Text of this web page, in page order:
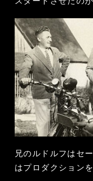
兄のルドルフはセ
はプロダクションを